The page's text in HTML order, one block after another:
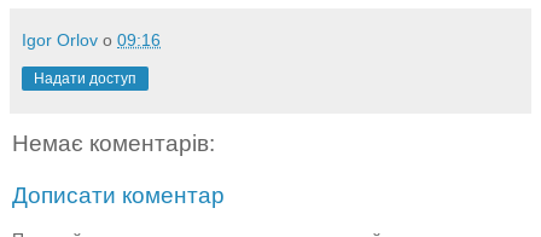
Igor Orlov о 09:16
Надати доступ
Немає коментарів:
Дописати коментар